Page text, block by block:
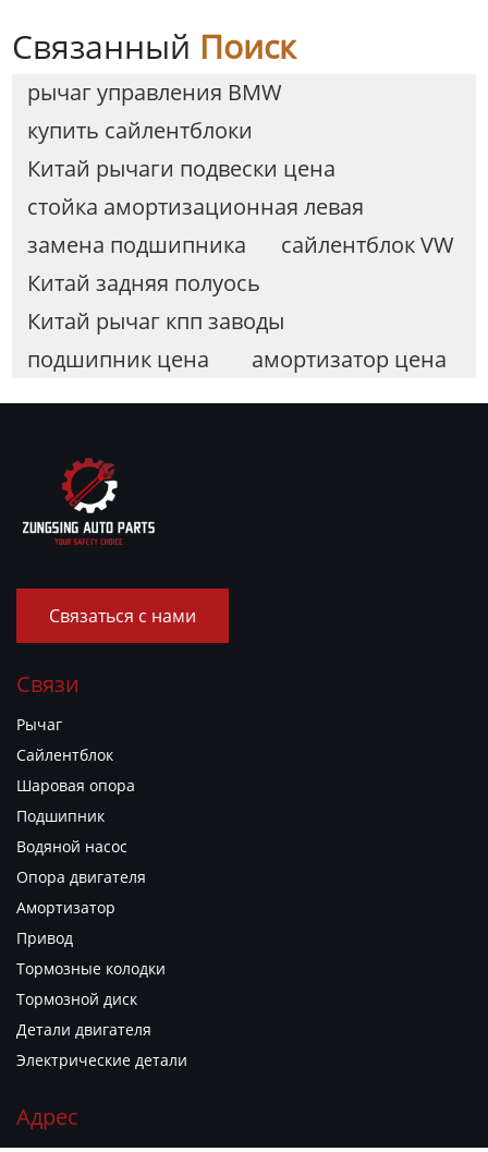
Связанный Поиск
рычаг управления BMW
купить сайлентблоки
Китай рычаги подвески цена
стойка амортизационная левая
замена подшипника
сайлентблок VW
Китай задняя полуось
Китай рычаг кпп заводы
подшипник цена
амортизатор цена
Связаться с нами
Связи
Рычаг
Сайлентблок
Шаровая опора
Подшипник
Водяной насос
Опора двигателя
Амортизатор
Привод
Тормозные колодки
Тормозной диск
Детали двигателя
Электрические детали
Адрес